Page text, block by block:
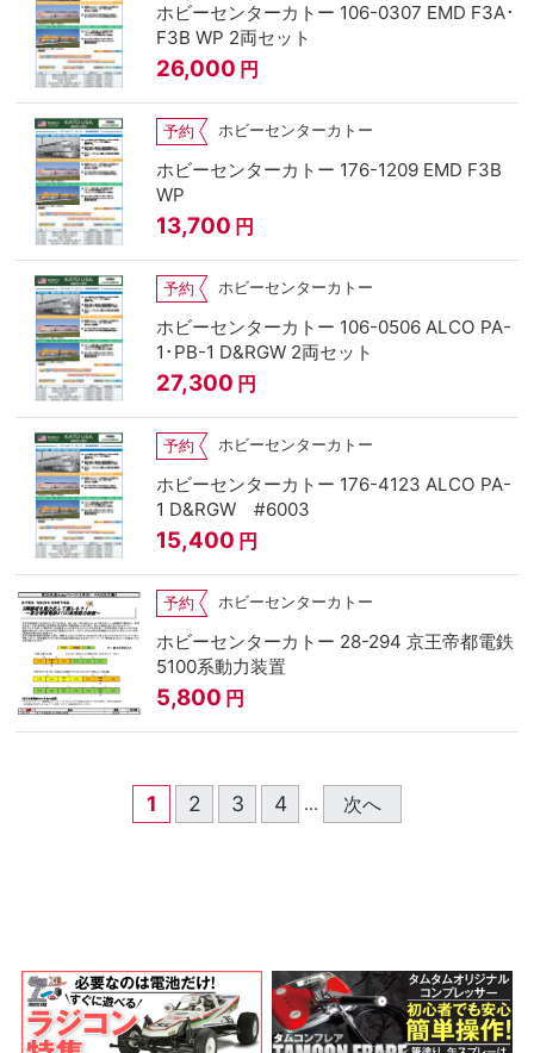
ホビーセンターカトー 106-0307 EMD F3A･
F3B WP 2両セット
26,000 円
予約 ホビーセンターカトー
ホビーセンターカトー 176-1209 EMD F3B
WP
13,700 円
予約 ホビーセンターカトー
ホビーセンターカトー 106-0506 ALCO PA-
1･PB-1 D&RGW 2両セット
27,300 円
予約 ホビーセンターカトー
ホビーセンターカトー 176-4123 ALCO PA-
1 D&RGW #6003
15,400 円
予約 ホビーセンターカトー
ホビーセンターカトー 28-294 京王帝都電鉄
5100系動力装置
5,800 円
1 2 3 4 ... 次へ